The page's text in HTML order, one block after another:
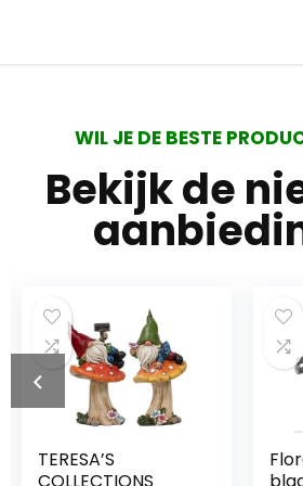
WIL JE DE BESTE
Bekijk de
TERESA’S